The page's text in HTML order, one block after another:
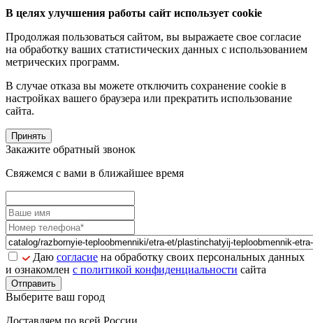
В целях улучшения работы сайт использует cookie
Продолжая пользоваться сайтом, вы выражаете свое согласие
на обработку ваших статистических данных с использованием
метрических программ.
В случае отказа вы можете отключить сохранение cookie в
настройках вашего браузера или прекратить использование
сайта.
Принять
Закажите обратный звонок
Свяжемся с вами в ближайшее время
Даю согласие на обработку своих персональных данных
и ознакомлен с политикой конфиденциальности сайта
Отправить
Выберите ваш город
Доставляем по всей России